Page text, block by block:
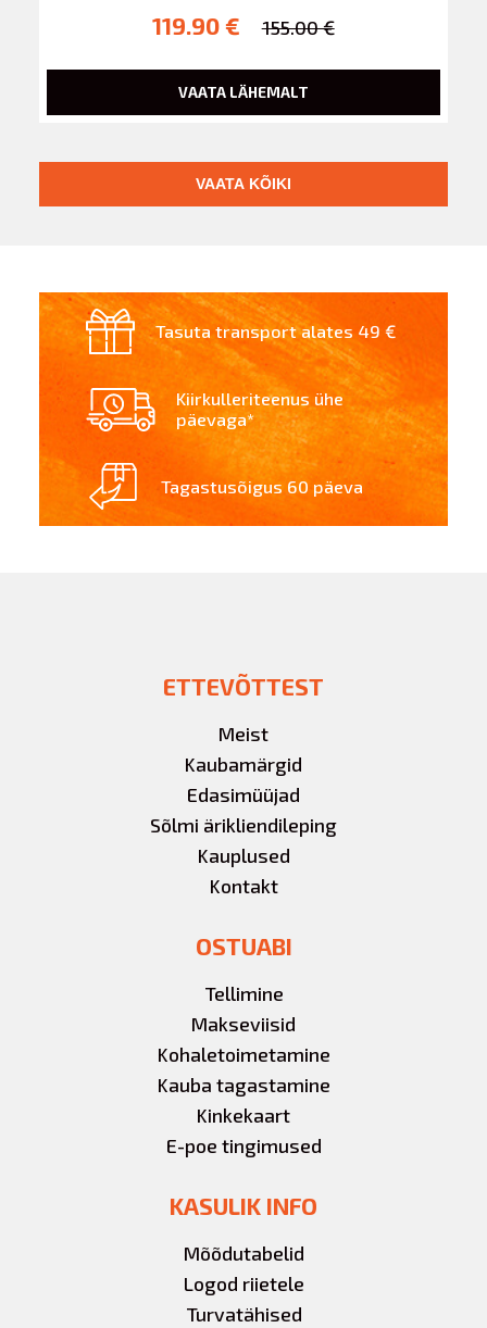
119.90 €
155.00 €
VAATA LÄHEMALT
VAATA KÕIKI
Tasuta transport alates 49 €
Kiirkulleriteenus ühe
päevaga*
Tagastusõigus 60 päeva
ETTEVÕTTEST
Meist
Kaubamärgid
Edasimüüjad
Sõlmi ärikliendileping
Kauplused
Kontakt
OSTUABI
Tellimine
Makseviisid
Kohaletoimetamine
Kauba tagastamine
Kinkekaart
E-poe tingimused
KASULIK INFO
Mõõdutabelid
Logod riietele
Turvatähised